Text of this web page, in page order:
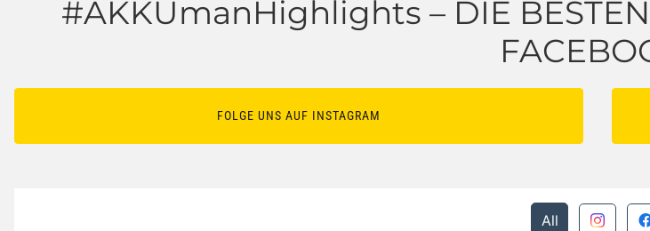
#AKKUmanHighlights – DIE
FOLGE UNS AUF INSTAGRAM